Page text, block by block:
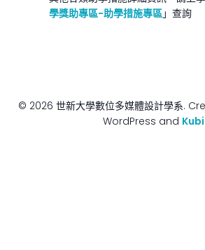
學獎助專區-助學措施專區」查詢
© 2026 世新大學數位多媒體設計學系.
WordPress and